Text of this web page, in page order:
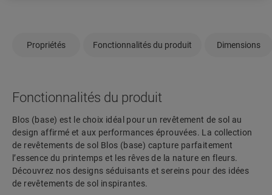
Propriétés Fonctionnalités du produit Dimensions
Fonctionnalités du produit
Blos (base) est le choix idéal pour un revêtement de sol au
design affirmé et aux performances éprouvées. La collection
de revêtements de sol Blos (base) capture parfaitement
l’essence du printemps et les rêves de la nature en fleurs.
Découvrez nos designs séduisants et sereins pour des idées
de revêtements de sol inspirantes.